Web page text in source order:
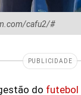
cafu2/#
PUBLICIDADE
do futebol